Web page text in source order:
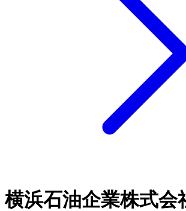
横浜石油企業株式会